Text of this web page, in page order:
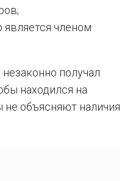
является членом
получал
находился на
объясняют наличия